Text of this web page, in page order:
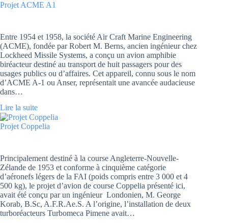
Projet ACME A1
Entre 1954 et 1958, la société Air Craft Marine Engineering
(ACME), fondée par Robert M. Berns, ancien ingénieur chez
Lockheed Missile Systems, a conçu un avion amphibie
biréacteur destiné au transport de huit passagers pour des
usages publics ou d’affaires. Cet appareil, connu sous le nom
d’ACME A-1 ou Anser, représentait une avancée audacieuse
dans…
Lire la suite
Projet Coppelia
Principalement destiné à la course Angleterre-Nouvelle-
Zélande de 1953 et conforme à cinquième catégorie
d’aéronefs légers de la FAI (poids compris entre 3 000 et 4
500 kg), le projet d’avion de course Coppelia présenté ici,
avait été conçu par un ingénieur Londonien, M. George
Korab, B.Sc, A.F.R.Ae.S. A l’origine, l’installation de deux
turboréacteurs Turbomeca Pimene avait…